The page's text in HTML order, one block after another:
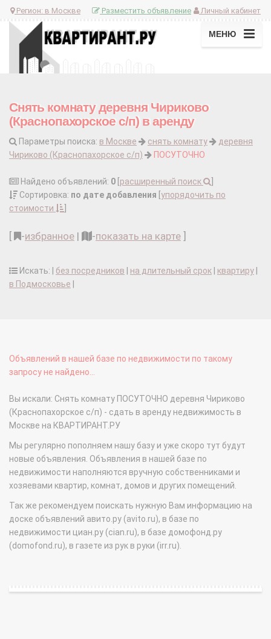
Регион: в Москве Личный кабинет
Разместить объявление
МЕНЮ
Снять комнату деревня Чириково
(Краснопахорское с/п) в аренду
Параметры поиска: в Москве снять комнату
деревня
Чириково (Краснопахорское с/п)
ПОСУТОЧНО
Найдено объявлений: 0 расширенный поиск
Сортировка: по дате добавления упорядочить по
стоимости
-избранное | -показать на карте
Искать: | без посредников на длительный срок квартиру
в Подмосковье
Объявлений в нашей базе по недвижимости по такому
запросу не найдено...
Вы искали: Снять комнату ПОСУТОЧНО деревня Чириково
(Краснопахорское с/п) - сдать в аренду недвижимость в
Москве на КВАРТИРАНТ.РУ
Мы регулярно пополняем нашу базу и уже скоро тут будут
новые объявления. Объявления в нашей базе по
недвижимости наполняются вручную собственниками и
хозяевами квартир, комнат, домов и других помещений.
Так же рекомендуем поискать нужную Вам информацию на
доске объявлений авито.ру (avito.ru), в базе по
недвижимости циан.ру (cian.ru), в базе домофонд.ру
(domofond.ru), в газете из рук в руки (irr.ru).